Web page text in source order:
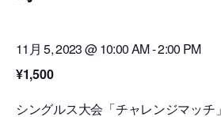
11月 5, 2023 @ 10:00 AM-2:00 PM
¥1,500
シングルス大会「チャレンジマッチ